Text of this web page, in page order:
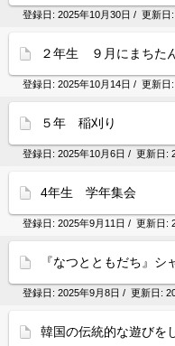
登録日: 2025年10月30日 / 更新日:
２年生 ９月にまちた
登録日: 2025年10月14日 / 更新日:
５年 稲刈り
登録日: 2025年10月6日 / 更新日:
4年生 学年集会
登録日: 2025年9月11日 / 更新日:
『なつとともだち』シ
登録日: 2025年9月8日 / 更新日:
韓国の伝統的な遊びを